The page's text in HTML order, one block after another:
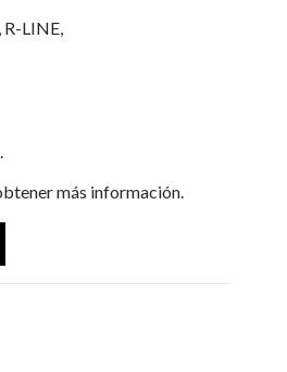
LINE,
más información.